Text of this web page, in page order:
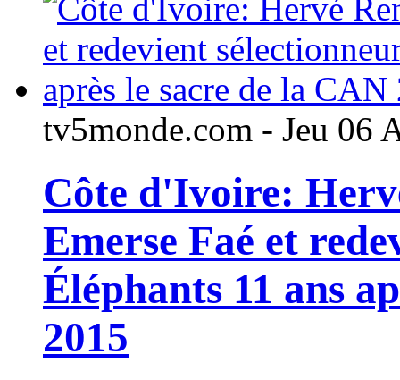
tv5monde.com - Jeu 06
Côte d'Ivoire:
Emerse Faé et
Éléphants 11 ans
2015